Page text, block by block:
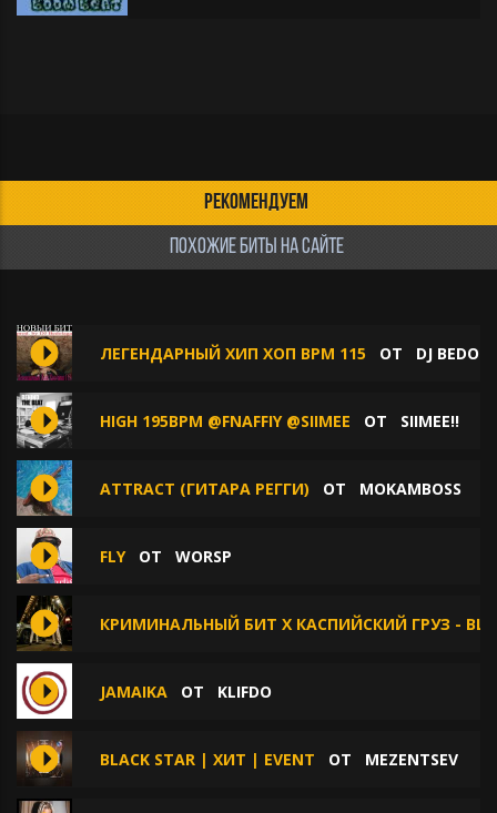
РЕКОМЕНДУЕМ
ПОХОЖИЕ БИТЫ НА САЙТЕ
ЛЕГЕНДАРНЫЙ ХИП ХОП BPM 115 ОТ DJ
HIGH 195BPM @FNAFFIY @SIIMEE ОТ SIIMEE!!
ATTRACT (ГИТАРА РЕГГИ) ОТ MOKAMBOSS
FLYОТ WORSP
КРИМИНАЛЬНЫЙ БИТ X КАСПИЙСКИЙ ГРУЗ -
JAMAIKA ОТ KLIFDO
BLACK STAR | ХИТ | EVENT ОТ MEZENTSEV